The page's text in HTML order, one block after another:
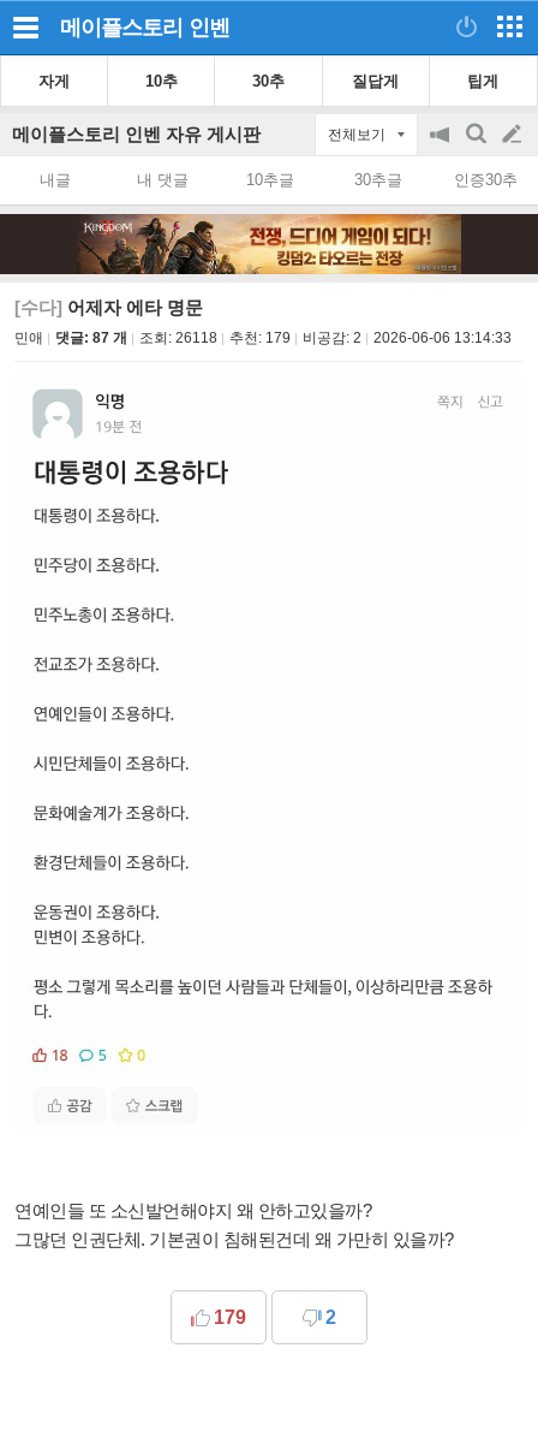
메이플스토리 인벤
자게 10추 30추 질답게 팁게
메이플스토리 인벤 자유 게시판 전체보기
공
on/off
검
색
글
쓰
내글 내 댓글 10추글 30추글 인증30추
[수다] 어제자 에타 명문
민애 댓글: 87 개 조회: 26118 추천: 179 비공감: 2 2026-06-06 13:14:33
연예인들 또 소신발언해야지 왜 안하고있을까?
그많던 인권단체. 기본권이 침해된건데 왜 가만히 있을까?
179 2